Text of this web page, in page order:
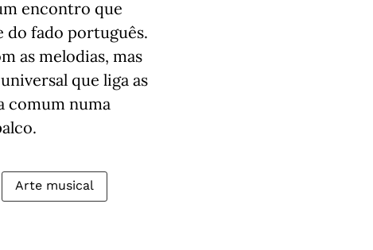
encontro que
do fado português.
as melodias, mas
que liga as
comum numa
Arte musical